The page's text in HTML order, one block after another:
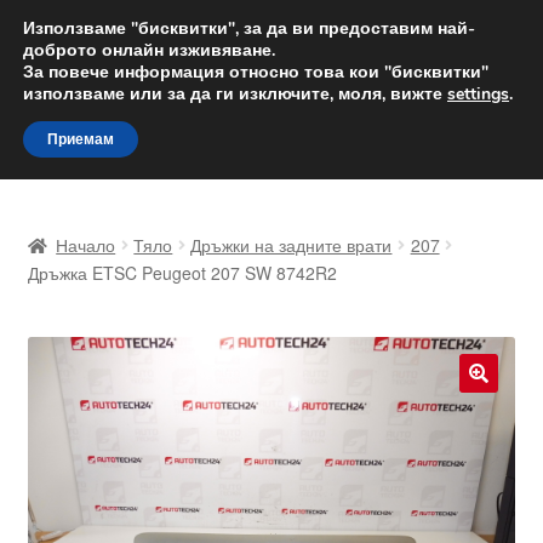
ДОСТАВКА от 12 лв.
Доставка по целия свят
Skip
to
navigation
Skip
to
content
Доставка по целия свят
Количка
Контакт
Начало Тяло Дръжки на задните врати
207
Дръжка ETSC Peugeot 207 SW 8742R2
🔍
Използваме "бисквитки", за да ви предоставим най-
доброто онлайн изживяване.
За повече информация относно това кои "бисквитки"
използваме или за да ги изключите, моля, вижте settings.
Приемам